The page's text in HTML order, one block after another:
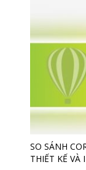
SO SÁNH
THIẾT KẾ VÀ